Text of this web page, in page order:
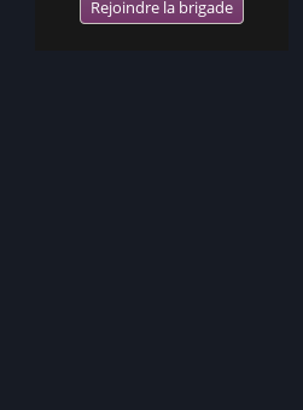
Rejoindre la brigade